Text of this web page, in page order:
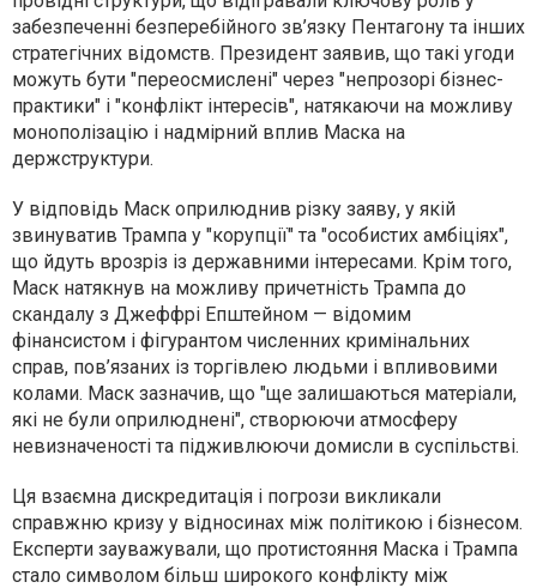
забезпеченні безперебійного зв’язку Пентагону та інших
стратегічних відомств. Президент заявив, що такі угоди
можуть бути "переосмислені" через "непрозорі бізнес-
практики" і "конфлікт інтересів", натякаючи на можливу
монополізацію і надмірний вплив Маска на
держструктури.
У відповідь Маск оприлюднив різку заяву, у якій
звинуватив Трампа у "корупції" та "особистих амбіціях",
що йдуть врозріз із державними інтересами. Крім того,
Маск натякнув на можливу причетність Трампа до
скандалу з Джеффрі Епштейном — відомим
фінансистом і фігурантом численних кримінальних
справ, пов’язаних із торгівлею людьми і впливовими
колами. Маск зазначив, що "ще залишаються матеріали,
які не були оприлюднені", створюючи атмосферу
невизначеності та підживлюючи домисли в суспільстві.
Ця взаємна дискредитація і погрози викликали
справжню кризу у відносинах між політикою і бізнесом.
Експерти зауважували, що протистояння Маска і Трампа
стало символом більш широкого конфлікту між